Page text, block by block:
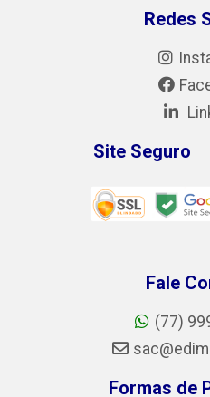
Redes
Site Seguro
Fale
(77)
Formas de